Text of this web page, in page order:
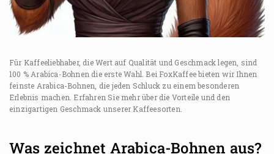
Für Kaffeeliebhaber, die Wert auf Qualität und Geschmack legen, sind
100 % Arabica-Bohnen die erste Wahl. Bei FoxKaffee bieten wir Ihnen
feinste Arabica-Bohnen, die jeden Schluck zu einem besonderen
Erlebnis machen. Erfahren Sie mehr über die Vorteile und den
einzigartigen Geschmack unserer Kaffeesorten.
Was zeichnet Arabica-Bohnen aus?